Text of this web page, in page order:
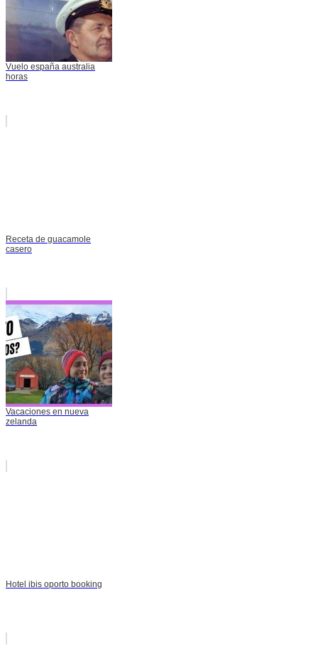
Vuelo españa australia
horas
Receta de guacamole
casero
Vacaciones en nueva
zelanda
Hotel ibis oporto booking